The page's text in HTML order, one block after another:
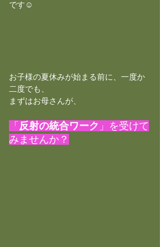
です☺️
お子様の夏休みが始まる前に、一度か
二度でも、
まずはお母さんが、
「 反射の統合ワーク 」を受けて
みませんか？